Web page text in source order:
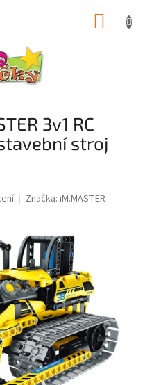
3v1 RC
stroj
Značka: iM.MASTER